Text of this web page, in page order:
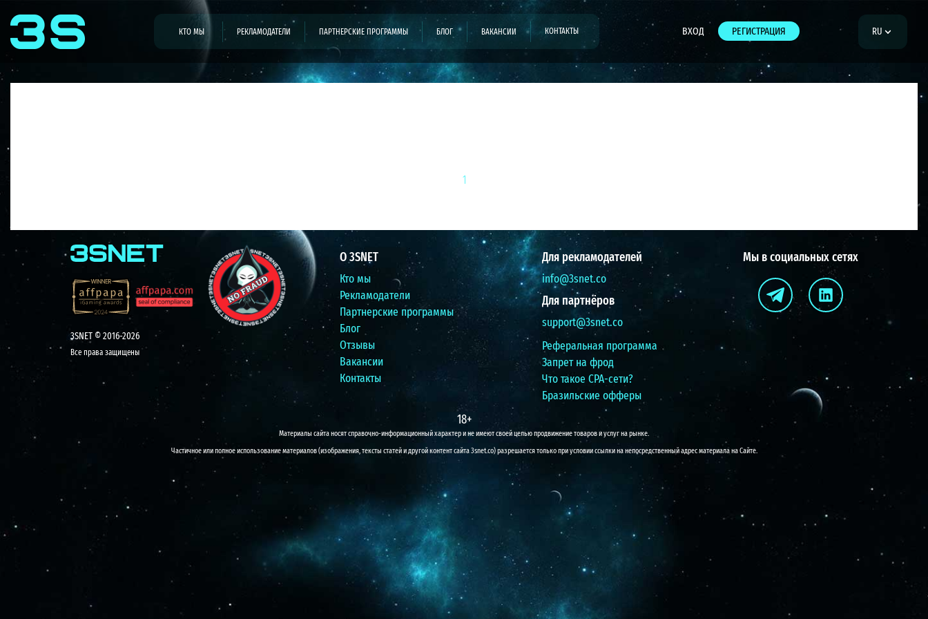
КТО МЫ РЕКЛАМОДАТЕЛИ ПАРТНЕРСКИЕ ПРОГРАММЫ БЛОГ ВАКАНСИИ КОНТАКТЫ ВХОД РЕГИСТРАЦИЯ RU
1
3SNET © 2016-2026
Все права защищены
О 3SNET
Кто мы
Рекламодатели
Партнерские программы
Блог
Отзывы
Вакансии
Контакты
Для рекламодателей
info@3snet.co
Для партнёров
support@3snet.co
Реферальная программа
Запрет на фрод
Что такое CPA-сети?
Бразильские офферы
Мы в социальных сетях
18+
Материалы сайта носят справочно-информационный характер и не имеют своей целью продвижение товаров и услуг на рынке.
Частичное или полное использование материалов (изображения, тексты статей и другой контент сайта 3snet.co) разрешается только при условии ссылки на непосредственный адрес материала на Сайте.